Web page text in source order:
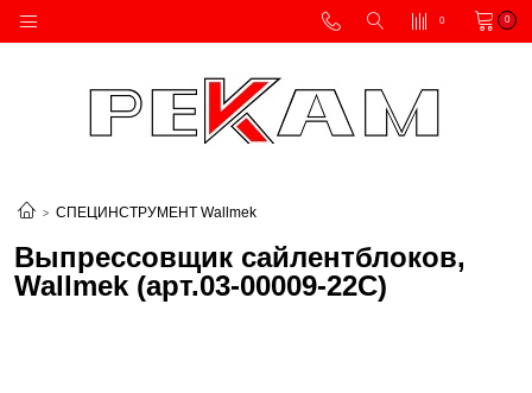
0 0
СПЕЦИНСТРУМЕНТ Wallmek
Выпрессовщик сайлентблоков,
Wallmek (арт.03-00009-22C)